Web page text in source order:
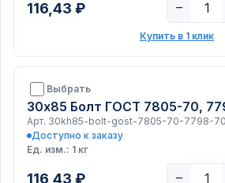
116,43 ₽ −
Купить в 1 клик
Выбрать
30х85 Болт ГОСТ 7805-70,
Арт. 30kh85-bolt-gost-7805-70-7798-70
Доступно к заказу
Ед. изм.: 1 кг
116,43 ₽ −